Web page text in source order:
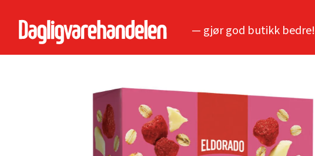
— gjør god butikk bedre!